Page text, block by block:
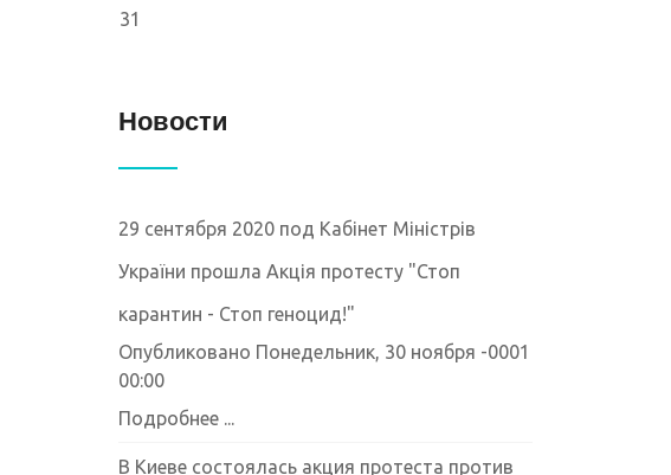
31
Новости
29 сентября 2020 под Кабінет Міністрів
України прошла Акція протесту "Стоп
карантин - Стоп геноцид!"
Опубликовано Понедельник, 30 ноября -0001
00:00
Подробнее ...
В Киеве состоялась акция протеста против